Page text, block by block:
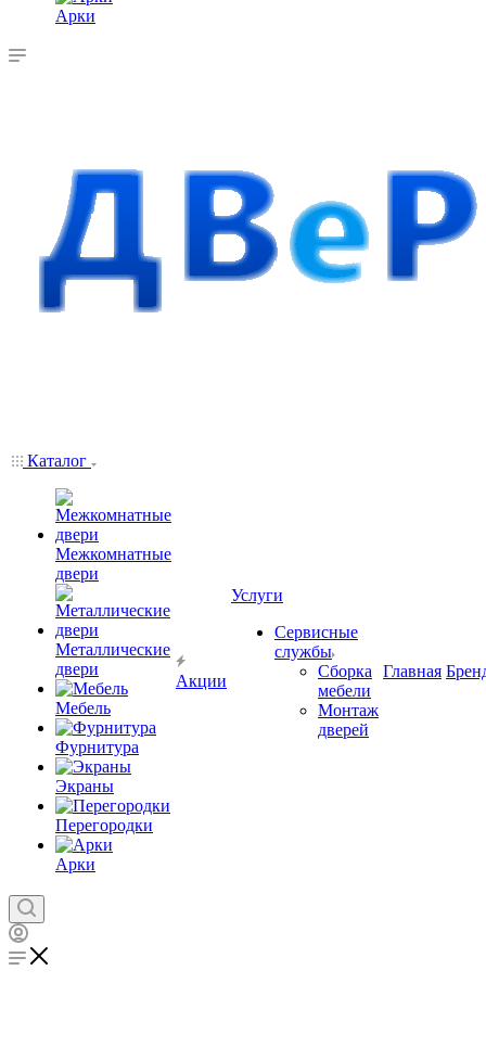
Арки
Каталог
Межкомнатные
двери
Металлические
двери
Мебель
Фурнитура
Экраны
Перегородки
Арки
Акции
Услуги
Сервисные
службы
Сборка
мебели
Монтаж
дверей
Главная